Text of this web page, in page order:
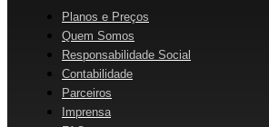
Planos e Preços
Quem Somos
Responsabilidade Social
Contabilidade
Parceiros
Imprensa